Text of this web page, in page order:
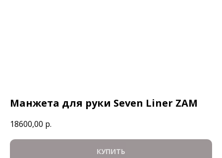
Манжета для руки Seven Liner ZAM
18600,00 р.
КУПИТЬ